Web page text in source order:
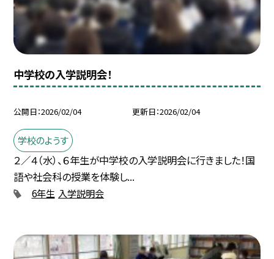
中学校の入学説明会！
公開日 2026/02/04 更新日 2026/02/04
学校のようす
２／４（水）、６年生が中学校の入学説明会に行きました！国
語や社会科の授業を体験し...
6年生 入学説明会